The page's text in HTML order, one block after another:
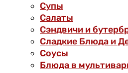
Супы
Салаты
Сэндвичи и
Сладкие Блюда и
Соусы
Блюда в